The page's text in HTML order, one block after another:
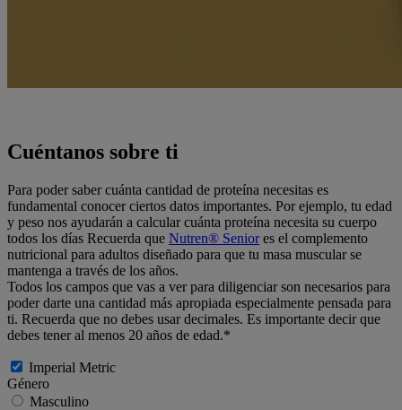
Cuéntanos sobre ti
Para poder saber cuánta cantidad de proteína necesitas es
fundamental conocer ciertos datos importantes. Por ejemplo, tu edad
y peso nos ayudarán a calcular cuánta proteína necesita su cuerpo
todos los días Recuerda que Nutren® Seniores el complemento
nutricional para adultos diseñado para que tu masa muscular se
mantenga a través de los años.
Todos los campos que vas a ver para diligenciar son necesarios para
poder darte una cantidad más apropiada especialmente pensada para
ti. Recuerda que no debes usar decimales. Es importante decir que
debes tener al menos 20 años de edad.*
Imperial Metric
Género
Masculino